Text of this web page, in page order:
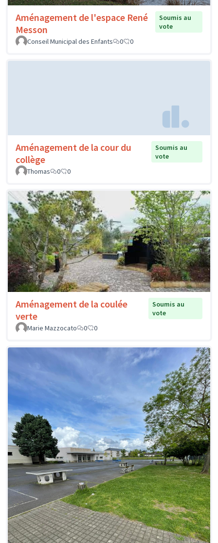
Aménagement de l'espace René
Messon
Soumis au
vote
Conseil Municipal des Enfants
0 0
Aménagement de la cour du
collège
Soumis au
vote
Thomas
0 0
Aménagement de la coulée
verte
Soumis au
vote
Marie Mazzocato
0 0